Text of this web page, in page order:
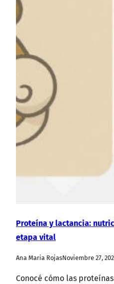
Proteína y lactancia:
etapa vital
Ana Maria RojasNoviembre 27,
Conocé cómo las